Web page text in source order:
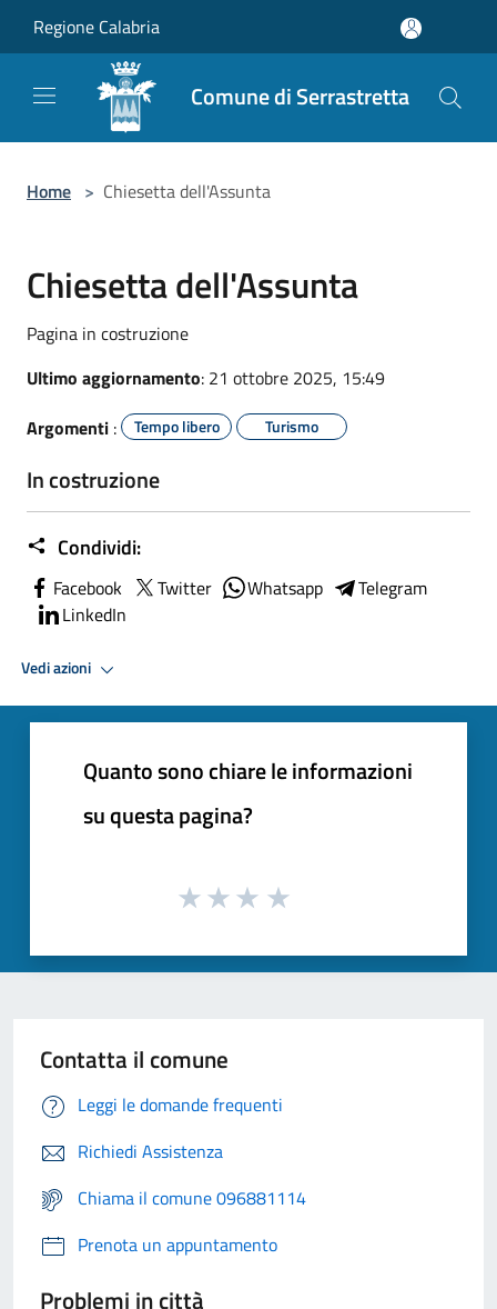
Regione Calabria
Comune di Serrastretta
Home > Chiesetta dell'Assunta
Chiesetta dell'Assunta
Pagina in costruzione
Ultimo aggiornamento: 21 ottobre 2025, 15:49
Argomenti : Tempo libero Turismo
In costruzione
Condividi:
Facebook Twitter Whatsapp
Telegram
LinkedIn
Vedi azioni
Quanto sono chiare le informazioni
su questa pagina?
Contatta il comune
Leggi le domande frequenti
Richiedi Assistenza
Chiama il comune 096881114
Prenota un appuntamento
Problemi in città